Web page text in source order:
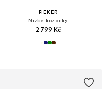
RIEKER
Nízké kozačky
2 799 Kč